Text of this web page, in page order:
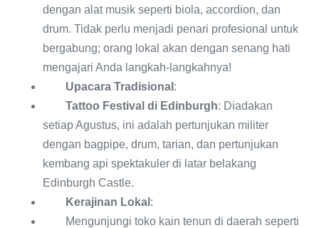
dengan alat musik seperti biola, accordion, dan
drum. Tidak perlu menjadi penari profesional untuk
bergabung; orang lokal akan dengan senang hati
mengajari Anda langkah-langkahnya!
Upacara Tradisional :
Tattoo Festival di Edinburgh: Diadakan
setiap Agustus, ini adalah pertunjukan militer
dengan bagpipe, drum, tarian, dan pertunjukan
kembang api spektakuler di latar belakang
Edinburgh Castle.
Kerajinan Lokal :
Mengunjungi toko kain tenun di daerah seperti